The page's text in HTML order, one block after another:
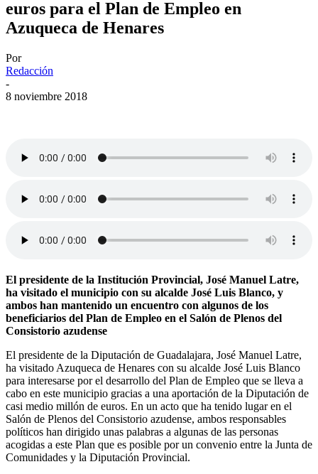
euros para el Plan de Empleo en
Azuqueca de Henares
Por
Redacción
-
8 noviembre 2018
El presidente de la Institución Provincial, José Manuel Latre,
ha visitado el municipio con su alcalde José Luis Blanco, y
ambos han mantenido un encuentro con algunos de los
beneficiarios del Plan de Empleo en el Salón de Plenos del
Consistorio azudense
El presidente de la Diputación de Guadalajara, José Manuel Latre,
ha visitado Azuqueca de Henares con su alcalde José Luis Blanco
para interesarse por el desarrollo del Plan de Empleo que se lleva a
cabo en este municipio gracias a una aportación de la Diputación de
casi medio millón de euros. En un acto que ha tenido lugar en el
Salón de Plenos del Consistorio azudense, ambos responsables
políticos han dirigido unas palabras a algunas de las personas
acogidas a este Plan que es posible por un convenio entre la Junta de
Comunidades y la Diputación Provincial.